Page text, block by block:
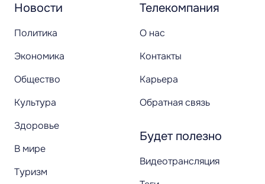
Новости
Политика
Экономика
Общество
Культура
Здоровье
В мире
Туризм
Телекомпания
О нас
Контакты
Карьера
Обратная связь
Будет полезно
Видеотрансляция